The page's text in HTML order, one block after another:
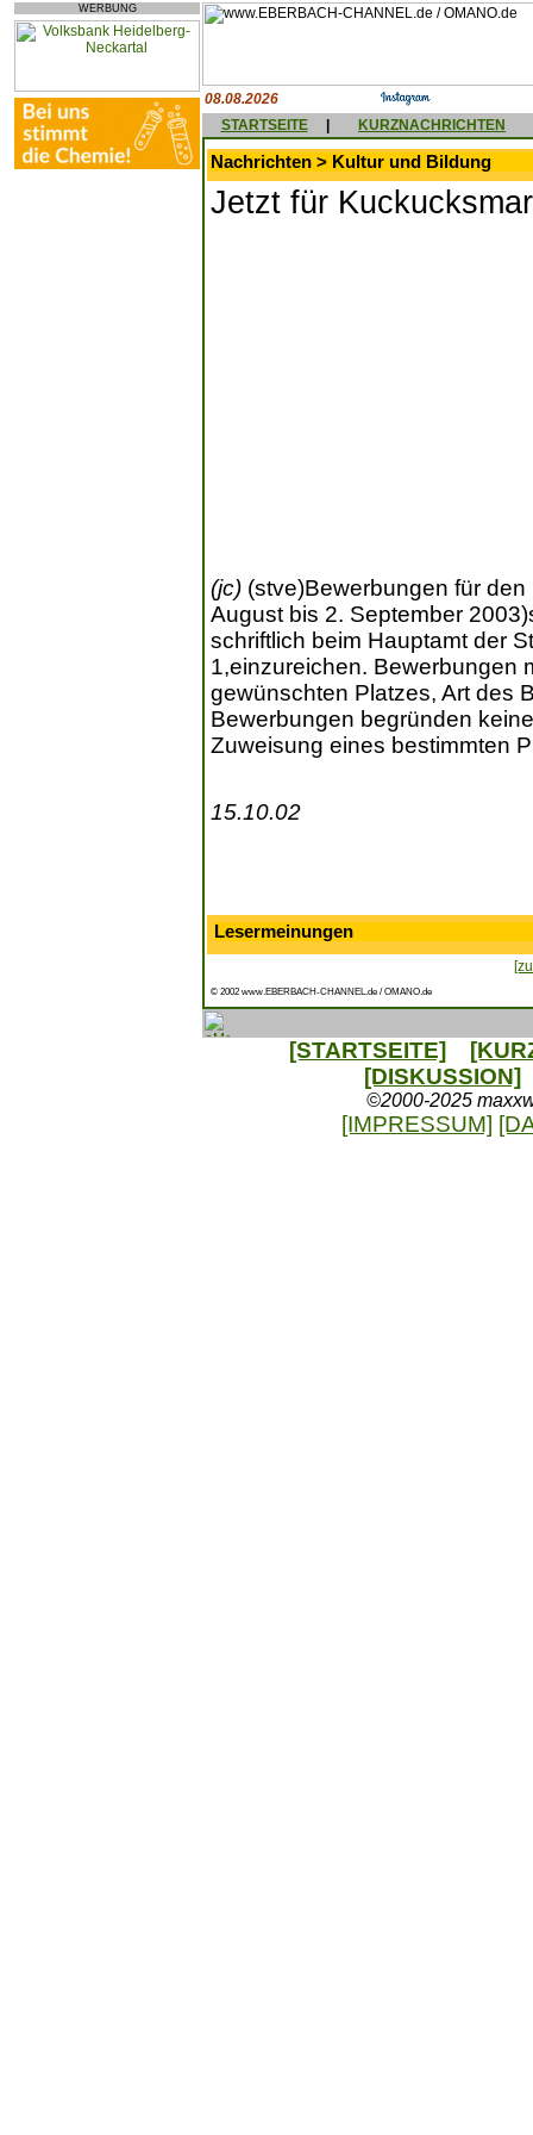
WERBUNG
08.08.2026
STARTSEITE
KURZNACHRICHTEN
Nachrichten > Kultur und Bildung
Jetzt für
(jc) (stve)Bewerbungen für
August bis 2. September
schriftlich beim Hauptamt der
1,einzureichen. Bewerbungen
gewünschten Platzes, Art des
Bewerbungen begründen
Zuweisung eines bestimmten
15.10.02
Lesermeinungen
© 2002 www.EBERBACH-CHANNEL.de / OMANO.de
[STARTSEITE]
[DISKUSSION]
©2000-2025
[IMPRESSUM]